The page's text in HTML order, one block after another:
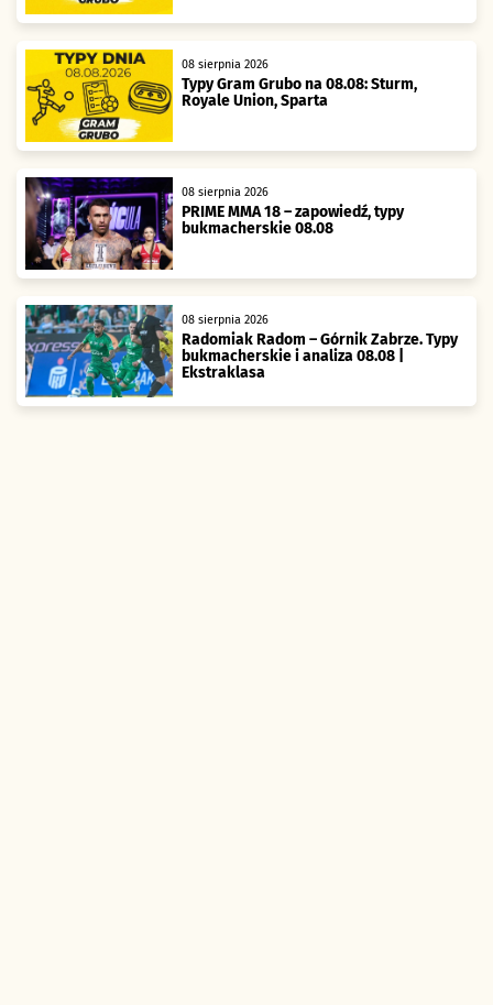
08 sierpnia 2026
Typy Gram Grubo na 08.08: Sturm,
Royale Union, Sparta
08 sierpnia 2026
PRIME MMA 18 – zapowiedź, typy
bukmacherskie 08.08
08 sierpnia 2026
Radomiak Radom – Górnik Zabrze. Typy
bukmacherskie i analiza 08.08 |
Ekstraklasa